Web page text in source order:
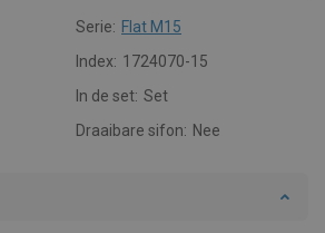
Serie: Flat M15
Index: 1724070-15
In de set: Set
Draaibare sifon: Nee